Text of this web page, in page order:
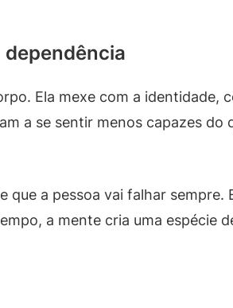
Ela mexe com a identidade,
a se sentir menos capazes do
que a pessoa vai falhar
a mente cria uma espécie